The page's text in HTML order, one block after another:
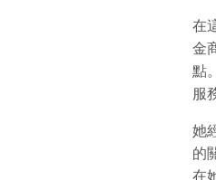
在
金
點
服
她
的
在